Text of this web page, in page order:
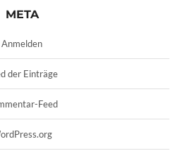
META
Anmelden
der Einträge
Feed